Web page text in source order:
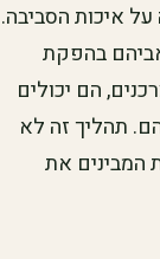
איכות הסביבה.
בהפקת
הם יכולים
תהליך זה לא
המבינים את